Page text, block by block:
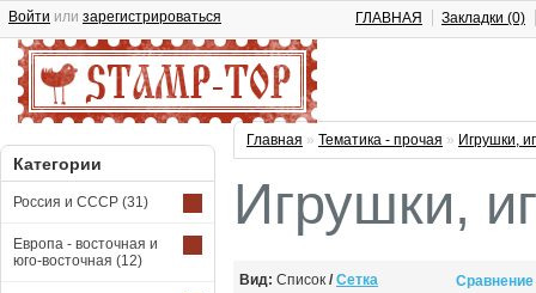
Войти или зарегистрироваться ГЛАВНАЯ Закладки (0)
Категории
Россия и СССР (31)
Европа - восточная и
юго-восточная (12)
Главная » Тематика - прочая » Игрушки,
Игрушки,
Вид: Список / Сетка Сравнение